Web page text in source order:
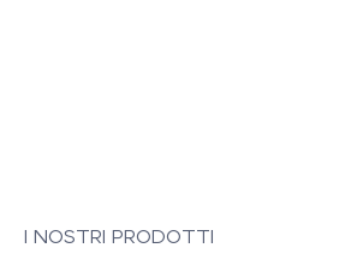
I NOSTRI PRODOTTI